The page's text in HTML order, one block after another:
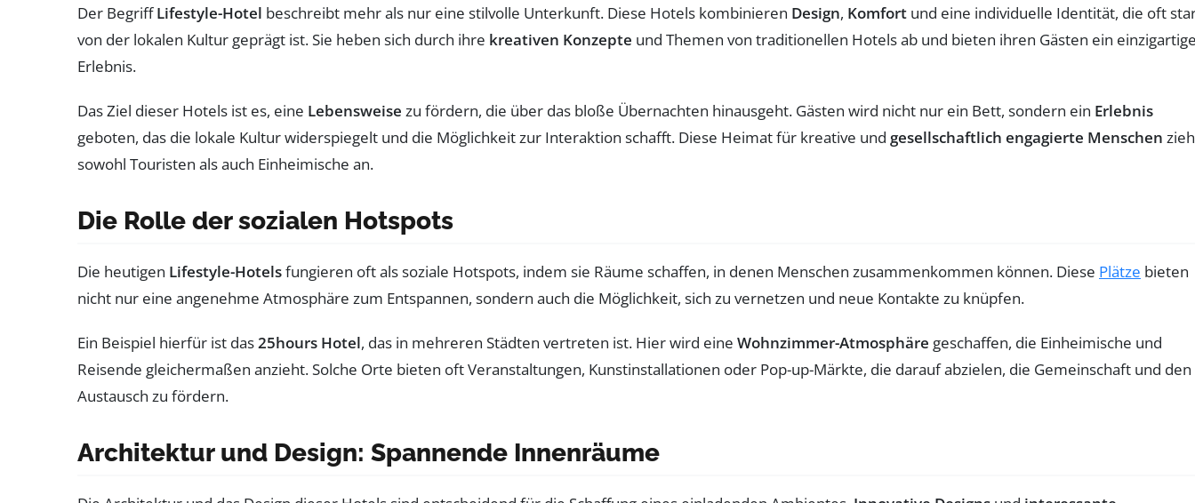
Der BegriffLifestyle-Hotel beschreibt mehr als nur eine stilvolle Unterkunft. Diese Hotels kombinieren Design, Komfort und eine individuelle Identität, die oft
von der lokalen Kultur geprägt ist. Sie heben sich durch ihre kreativen Konzepte und Themen von traditionellen Hotels ab und bieten ihren Gästen ein
Erlebnis.
Das Ziel dieser Hotels ist es, eine Lebensweise zu fördern, die über das bloße Übernachten hinausgeht. Gästen wird nicht nur ein Bett, sondern ein Erlebnis
geboten, das die lokale Kultur widerspiegelt und die Möglichkeit zur Interaktion schafft. Diese Heimat für kreative und gesellschaftlich engagierte Menschen
sowohl Touristen als auch Einheimische an.
Die Rolle der sozialen Hotspots
Die heutigen Lifestyle-Hotelsfungieren oft als soziale Hotspots, indem sie Räume schaffen, in denen Menschen zusammenkommen können. Diese Plätze bieten
nicht nur eine angenehme Atmosphäre zum Entspannen, sondern auch die Möglichkeit, sich zu vernetzen und neue Kontakte zu knüpfen.
Ein Beispiel hierfür ist das25hours Hotel, das in mehreren Städten vertreten ist. Hier wird eine Wohnzimmer-Atmosphäre geschaffen, die Einheimische und
Reisende gleichermaßen anzieht. Solche Orte bieten oft Veranstaltungen, Kunstinstallationen oder Pop-up-Märkte, die darauf abzielen, die Gemeinschaft und den
Austausch zu fördern.
Architektur und Design: Spannende Innenräume